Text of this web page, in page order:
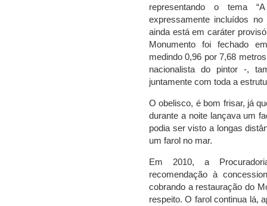
representando o tema
expressamente incluídos
ainda está em caráter
Monumento foi fechado
medindo 0,96 por 7,68
nacionalista do pintor -,
juntamente com toda a
O obelisco, é bom frisar, já
durante a noite lançava um
podia ser visto a longas
um farol no mar.
Em 2010, a
recomendação à
cobrando a restauração do
respeito. O farol continua lá,